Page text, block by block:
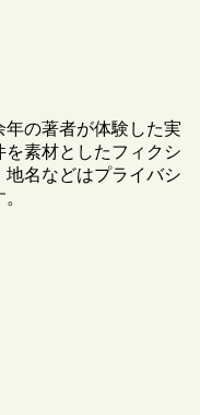
の著者が体験した実
素材としたフィクシ
地名などはプライバシ